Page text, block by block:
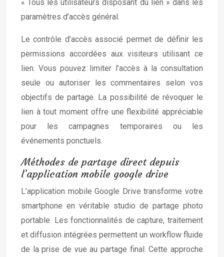
« Tous les utilisateurs disposant du lien » dans les
paramètres d’accès général.
Le contrôle d’accès associé permet de définir les
permissions accordées aux visiteurs utilisant ce
lien. Vous pouvez limiter l’accès à la consultation
seule ou autoriser les commentaires selon vos
objectifs de partage. La possibilité de révoquer le
lien à tout moment offre une flexibilité appréciable
pour les campagnes temporaires ou les
événements ponctuels.
Méthodes de partage direct depuis
l’application mobile google drive
L’application mobile Google Drive transforme votre
smartphone en véritable studio de partage photo
portable. Les fonctionnalités de capture, traitement
et diffusion intégrées permettent un workflow fluide
de la prise de vue au partage final. Cette approche